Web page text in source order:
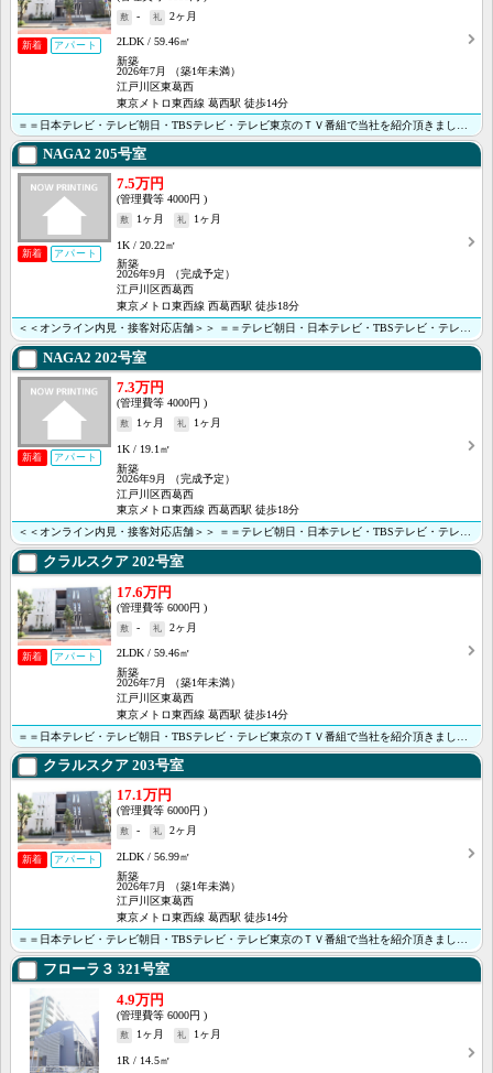
新着 アパート
-
2ヶ月
2LDK
59.46㎡
新築
2026年7月
（築1年未満）
江戸川区東葛西
東京メトロ東西線 葛西駅 徒歩14分
NAGA2 205号室
新着 アパート
7.5万円
4000円
1ヶ月
1ヶ月
1K
20.22㎡
新築
2026年9月
（完成予定）
江戸川区西葛西
東京メトロ東西線 西葛西駅 徒歩18分
＜＜オンライン内見・接客対応店舗＞＞ ＝＝テレビ朝日・日本テレビ・TBSテレビ・テレビ東京のＴＶ番組･･･
NAGA2 202号室
新着 アパート
7.3万円
4000円
1ヶ月
1ヶ月
1K
19.1㎡
新築
2026年9月
（完成予定）
江戸川区西葛西
東京メトロ東西線 西葛西駅 徒歩18分
＜＜オンライン内見・接客対応店舗＞＞ ＝＝テレビ朝日・日本テレビ・TBSテレビ・テレビ東京のＴＶ番組･･･
クラルスクア 202号室
新着 アパート
17.6万円
6000円
-
2ヶ月
2LDK
59.46㎡
新築
2026年7月
（築1年未満）
江戸川区東葛西
東京メトロ東西線 葛西駅 徒歩14分
クラルスクア 203号室
新着 アパート
17.1万円
6000円
-
2ヶ月
2LDK
56.99㎡
新築
2026年7月
（築1年未満）
江戸川区東葛西
東京メトロ東西線 葛西駅 徒歩14分
＝＝日本テレビ・テレビ朝日・TBSテレビ・テレビ東京のＴＶ番組で当社を紹介頂きました＝＝ ＜当社がオ･･･
フローラ３ 321号室
4.9万円
6000円
1ヶ月
1ヶ月
1R
14.5㎡